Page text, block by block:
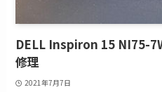
DELL Inspiron 15 NI75-
修理
2021年7月7日